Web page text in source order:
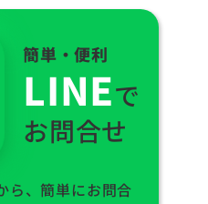
簡単・便利
LINEで
お問合せ
ら、簡単にお問合